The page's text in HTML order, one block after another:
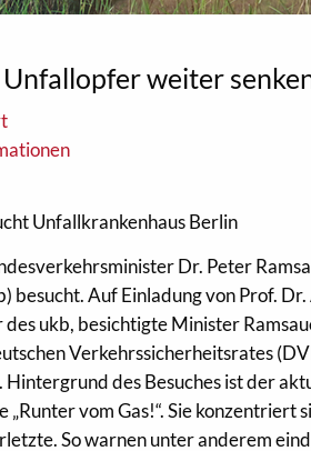
weiter
Unfallkrankenhaus Berlin
Dr. Peter
besucht. Auf Einladung von Prof.
ukb, besichtigte Minister
Verkehrssicherheitsrates
des Besuches ist der
vom Gas!“. Sie konzentriert
So warnen unter anderem